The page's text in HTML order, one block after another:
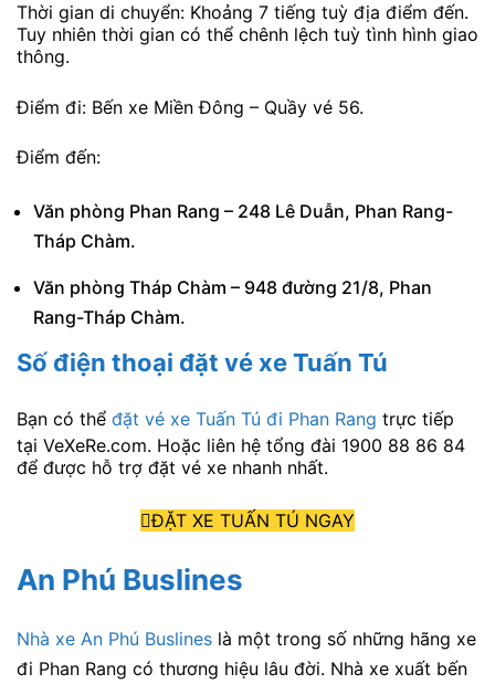
Thời gian di chuyển: Khoảng 7 tiếng tuỳ địa điểm đến.
Tuy nhiên thời gian có thể chênh lệch tuỳ tình hình giao
thông.
Điểm đi: Bến xe Miền Đông – Quầy vé 56.
Điểm đến:
Văn phòng Phan Rang – 248 Lê Duẫn, Phan Rang-
Tháp Chàm.
Văn phòng Tháp Chàm – 948 đường 21/8, Phan
Rang-Tháp Chàm.
Số điện thoại đặt vé xe Tuấn Tú
Bạn có thể đặt vé xe Tuấn Tú đi Phan Rang trực tiếp
tại VeXeRe.com. Hoặc liên hệ tổng đài 1900 88 86 84
để được hỗ trợ đặt vé xe nhanh nhất.
ĐẶT XE TUẤN TÚ NGAY
An Phú Buslines
Nhà xe An Phú Buslines là một trong số những hãng xe
đi Phan Rang có thương hiệu lâu đời. Nhà xe xuất bến